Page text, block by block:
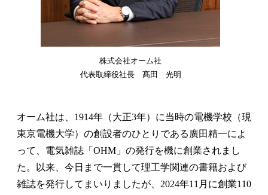
オーム社は、1914年（大正3年）に当時の電機学校（現
東京電機大学）の創設者のひとりである廣田精一によ
って、電気雑誌「OHM」の発行を機に創業されまし
た。以来、今日まで一貫して理工学関連の書籍および
雑誌を発行してまいりましたが、2024年11月に創業110
株式会社オーム社
代表取締役社長 髙田 光明